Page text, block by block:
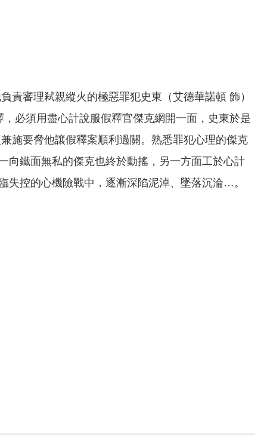
責審理弒親縱火的極惡罪犯史東（艾德華諾頓 飾）
必須用盡心計說服假釋官傑克網開一面，史東於是
施要脅他讓假釋案順利過關。熟悉罪犯心理的傑克
向鐵面無私的傑克也終於動搖，另一方面工於心計
失控的心機險戰中，逐漸深陷泥淖、墜落沉淪…。